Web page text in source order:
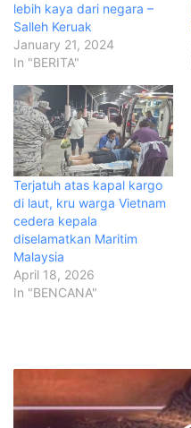
lebih kaya dari negara –
Salleh Keruak
January 21, 2024
In "BERITA"
Terjatuh atas kapal kargo
di laut, kru warga Vietnam
cedera kepala
diselamatkan Maritim
Malaysia
April 18, 2026
In "BENCANA"
a
y